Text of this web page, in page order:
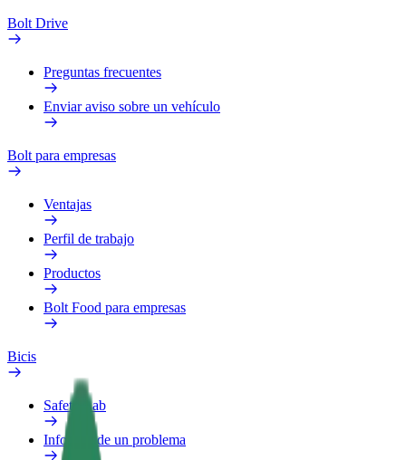
Bolt Drive
Preguntas frecuentes
Enviar aviso sobre un vehículo
Bolt para empresas
Ventajas
Perfil de trabajo
Productos
Bolt Food para empresas
Bicis
Safety Lab
Informar de un problema